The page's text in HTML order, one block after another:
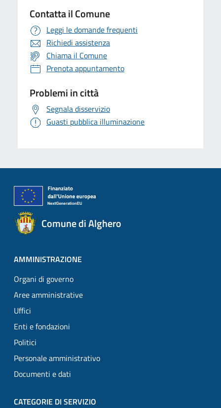
Contatta il Comune
Leggi le domande frequenti
Richiedi assistenza
Chiama il Comune
Prenota appuntamento
Problemi in città
Segnala disservizio
Guasti pubblica illuminazione
Comune di Alghero
AMMINISTRAZIONE
Organi di governo
Aree amministrative
Uffici
Enti e fondazioni
Politici
Personale amministrativo
Documenti e dati
CATEGORIE DI SERVIZIO